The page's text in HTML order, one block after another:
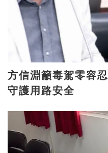
方信淵籲毒駕零容忍 促高市強化防制機制
守護用路安全